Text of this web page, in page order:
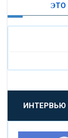
«БАНК
ИНТЕРВЬЮ